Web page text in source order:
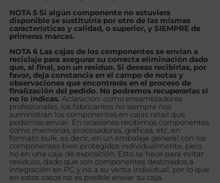
NOTA 5 Si algún componente no estuviera
disponible se sustituiría por otro de las mismas
características y calidad, o superior, y SIEMPRE de
primeras marcas.
NOTA 6 Las cajas de los componentes se envían a
reciclaje para asegurar su correcta eliminación dado
que, al final, son un residuo. Si deseas recibirlas, por
favor, deja constancia en el campo de notas y
observaciones que encontrarás en el proceso de
finalización del pedido. No podremos recuperarlas si
no lo indicas. Aclaración: como ensambladores
profesionales, los fabricantes no siempre nos
suministran los componentes en cajas retail que
podamos enviar. En ocasiones recibimos componentes
como memorias, procesadores, gráficas, etc, en
formato bulk, es decir, en un embalaje general con los
componentes bien protegidos individualmente, pero
no en una caja de exposición. Esto se hace para evitar
residuos, dado que son componentes destinados a
integración en PC y no a su venta individual, por lo que
en estos casos no es posible enviar su caja.